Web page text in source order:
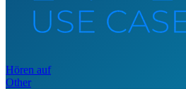
Hören auf
Other